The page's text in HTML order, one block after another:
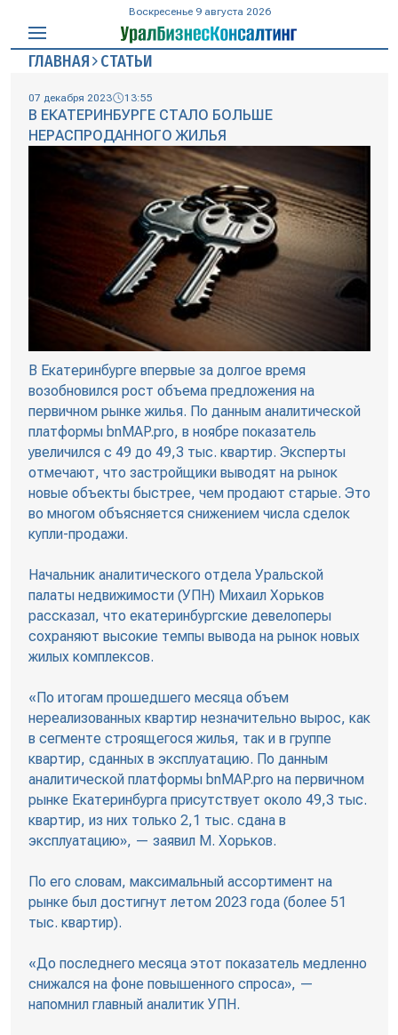
Воскресенье 9 августа 2026
ГЛАВНАЯ СТАТЬИ
07 декабря 2023 13:55
В ЕКАТЕРИНБУРГЕ СТАЛО БОЛЬШЕ
НЕРАСПРОДАННОГО ЖИЛЬЯ
В Екатеринбурге впервые за долгое время
возобновился рост объема предложения на
первичном рынке жилья. По данным аналитической
платформы bnMAP.pro, в ноябре показатель
увеличился с 49 до 49,3 тыс. квартир. Эксперты
отмечают, что застройщики выводят на рынок
новые объекты быстрее, чем продают старые. Это
во многом объясняется снижением числа сделок
купли-продажи.
Начальник аналитического отдела Уральской
палаты недвижимости (УПН) Михаил Хорьков
рассказал, что екатеринбургские девелоперы
сохраняют высокие темпы вывода на рынок новых
жилых комплексов.
«По итогам прошедшего месяца объем
нереализованных квартир незначительно вырос, как
в сегменте строящегося жилья, так и в группе
квартир, сданных в эксплуатацию. По данным
аналитической платформы bnMAP.pro на первичном
рынке Екатеринбурга присутствует около 49,3 тыс.
квартир, из них только 2,1 тыс. сдана в
эксплуатацию», — заявил М. Хорьков.
По его словам, максимальный ассортимент на
рынке был достигнут летом 2023 года (более 51
тыс. квартир).
«До последнего месяца этот показатель медленно
снижался на фоне повышенного спроса», —
напомнил главный аналитик УПН.